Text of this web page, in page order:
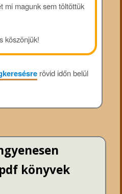
mi magunk sem töltöttük
köszönjük!
rövid időn belül
könyvek